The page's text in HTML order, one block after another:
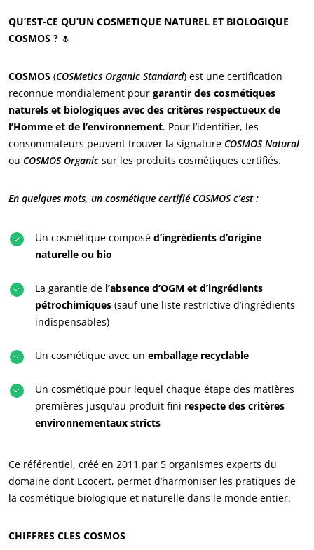
Qui sommes nous ?
Actualités
Carrières
QU’EST-CE QU’UN COSMETIQUE NATUREL ET BIOLOGIQUE
COSMOS ? 🌷
COSMOS (COSMetics Organic Standard) est une certification
reconnue mondialement pour garantir des cosmétiques
naturels et biologiques avec des critères respectueux de
l’Homme et de l’environnement. Pour l’identifier, les
consommateurs peuvent trouver la signature COSMOS Natural
ou COSMOS Organic sur les produits cosmétiques certifiés.
En quelques mots, un cosmétique certifié COSMOS c’est :
Un cosmétique composé d’ingrédients d’origine
naturelle ou bio
La garantie de l’absence d’OGM et d’ingrédients
pétrochimiques (sauf une liste restrictive d’ingrédients
indispensables)
Un cosmétique avec un emballage recyclable
Un cosmétique pour lequel chaque étape des matières
premières jusqu’au produit fini respecte des critères
environnementaux stricts
Ce référentiel, créé en 2011 par 5 organismes experts du
domaine dont Ecocert, permet d’harmoniser les pratiques de
la cosmétique biologique et naturelle dans le monde entier.
CHIFFRES CLES COSMOS